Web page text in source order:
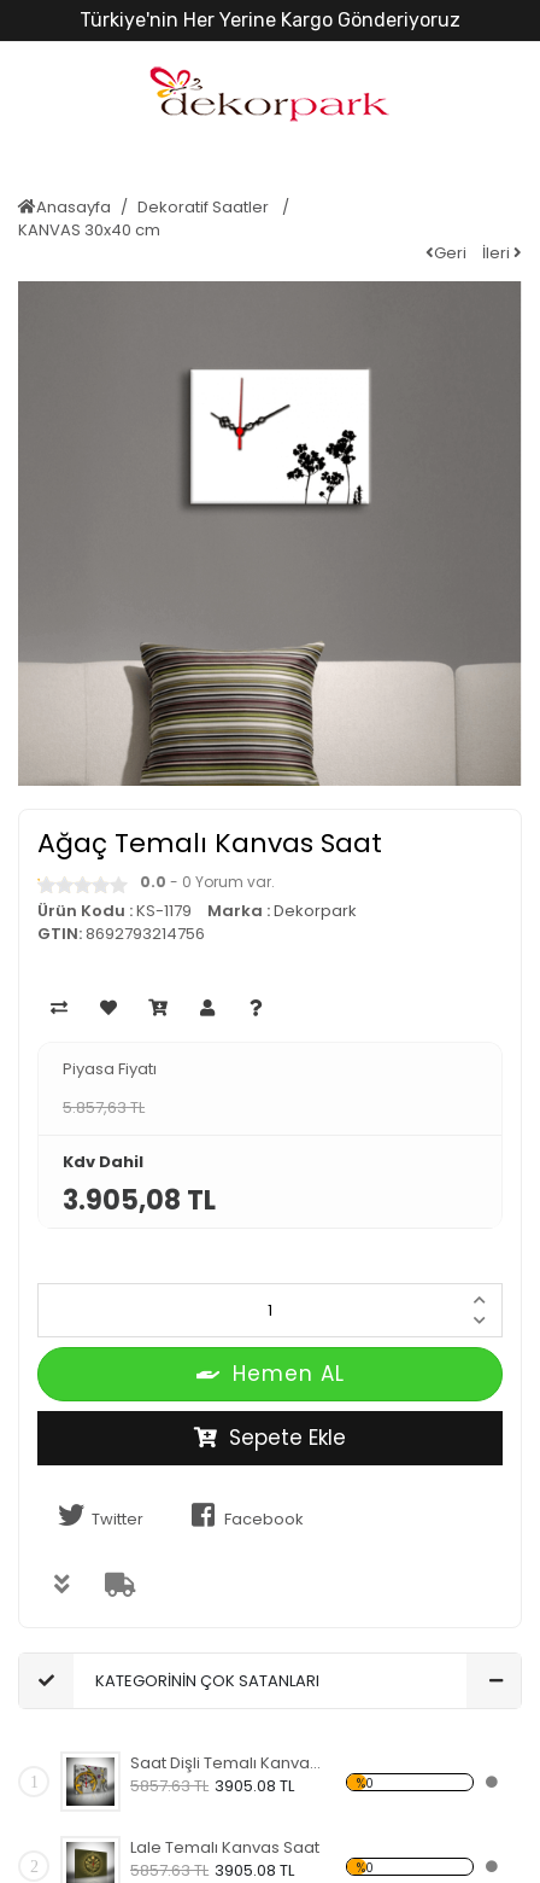
Türkiye'nin Her Yerine Kargo Gönderiyoruz
Anasayfa
Dekoratif Saatler
KANVAS 30x40 cm
Geri
İleri
Ağaç Temalı Kanvas Saat
0.0 - 0 Yorum var.
Ürün Kodu :KS-1179 Marka :Dekorpark
GTIN:8692793214756
Piyasa Fiyatı
5.857,63 TL
Kdv Dahil
3.905,08 TL
Hemen AL
Sepete Ekle
Twitter Facebook
KATEGORİNİN ÇOK SATANLARI
1
Saat Dişli Temalı Kanvas Saat
5857.63 TL 3905.08 TL %0
2
Lale Temalı Kanvas Saat
5857.63 TL 3905.08 TL %0